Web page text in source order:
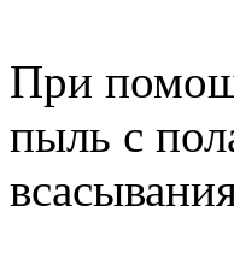
При
пыль с